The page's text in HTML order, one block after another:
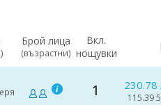
Брой лица
(възрастни)
Вкл.
нощувки
1 230.78
115.39